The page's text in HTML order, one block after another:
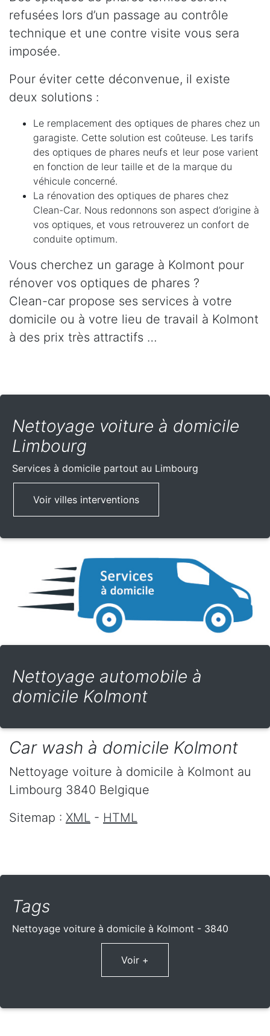
refusées lors d’un passage au contrôle
technique et une contre visite vous sera
imposée.
Pour éviter cette déconvenue, il existe
deux solutions :
Le remplacement des optiques de phares chez un
garagiste. Cette solution est coûteuse. Les tarifs
des optiques de phares neufs et leur pose varient
en fonction de leur taille et de la marque du
véhicule concerné.
La rénovation des optiques de phares chez
Clean-Car. Nous redonnons son aspect d’origine à
vos optiques, et vous retrouverez un confort de
conduite optimum.
Vous cherchez un garage à Kolmont pour
rénover vos optiques de phares ?
Clean-car propose ses services à votre
domicile ou à votre lieu de travail à Kolmont
à des prix très attractifs …
Nettoyage voiture à domicile
Limbourg
Services à domicile partout au Limbourg
Voir villes interventions
Nettoyage automobile à
domicile Kolmont
Car wash à domicile Kolmont
Nettoyage voiture à domicile à Kolmont au
Limbourg 3840 Belgique
Sitemap : XML - HTML
Tags
Nettoyage voiture à domicile à Kolmont - 3840
Voir +